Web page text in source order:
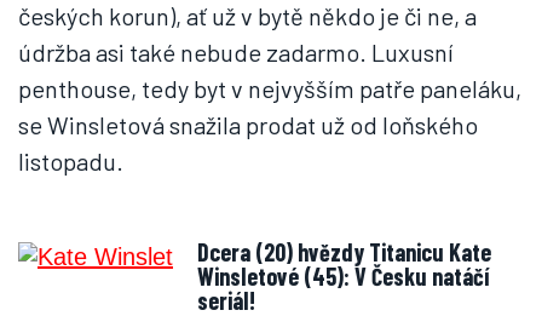
českých korun), ať už v bytě někdo je či ne, a
údržba asi také nebude zadarmo. Luxusní
penthouse, tedy byt v nejvyšším patře paneláku,
se Winsletová snažila prodat už od loňského
listopadu.
Dcera (20) hvězdy Titanicu Kate
Winsletové (45): V Česku natáčí
seriál!